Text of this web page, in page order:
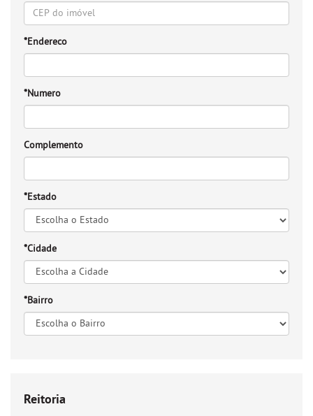
*Endereco
*Numero
Complemento
*Estado
*Cidade
*Bairro
Reitoria